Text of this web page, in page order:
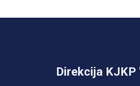
Direkcija KJKP